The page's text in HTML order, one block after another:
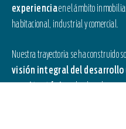
experienciaen el ámbito
habitacional, industrial y comercial.
Nuestra trayectoria se ha construido
visión integral del desarrollo